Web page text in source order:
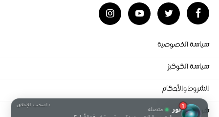
سياسة الخصوصية
سياسة الكوكيز
الشروط والأحكام
شروط الاستخدام